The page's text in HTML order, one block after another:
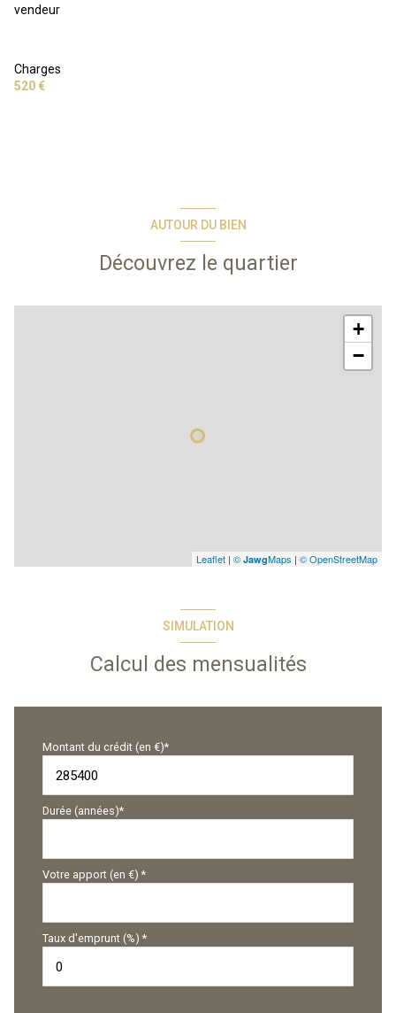
vendeur
Charges
520 €
AUTOUR DU BIEN
Découvrez le quartier
+
−
Leaflet | © JawgMaps | © OpenStreetMap
SIMULATION
Calcul des mensualités
Montant du crédit (en €)*
Durée (années)*
Votre apport (en €) *
Taux d'emprunt (%) *